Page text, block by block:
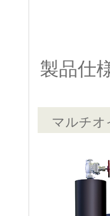
製品仕
マルチオ